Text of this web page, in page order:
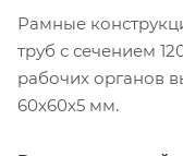
Рамные
труб с сечением
рабочих органов
60х60х5 мм.